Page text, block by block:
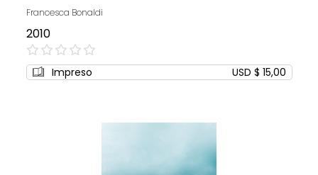
Francesca Bonaldi
2010
0%
Impreso USD $ 15,00